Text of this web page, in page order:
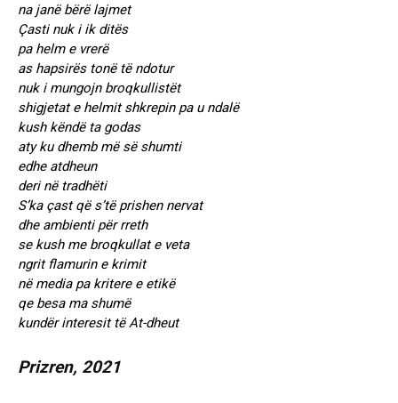
na janë bërë lajmet
Çasti nuk i ik ditës
pa helm e vrerë
as hapsirës tonë të ndotur
nuk i mungojn broqkullistët
shigjetat e helmit shkrepin pa u ndalë
kush këndë ta godas
aty ku dhemb më së shumti
edhe atdheun
deri në tradhëti
S’ka çast që s’të prishen nervat
dhe ambienti për rreth
se kush me broqkullat e veta
ngrit flamurin e krimit
në media pa kritere e etikë
qe besa ma shumë
kundër interesit të At-dheut
Prizren, 2021